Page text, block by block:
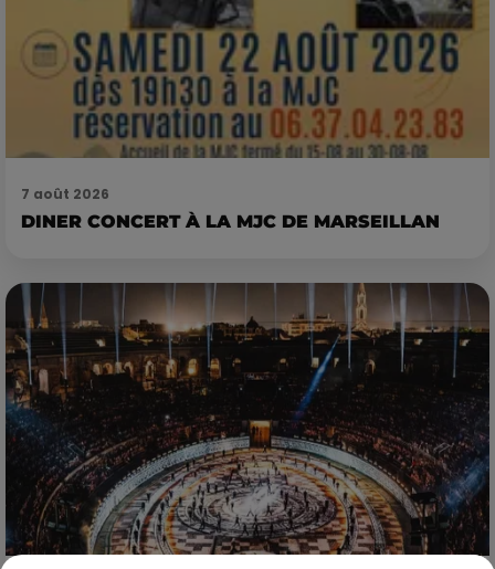
7 août 2026
DINER CONCERT À LA MJC DE MARSEILLAN